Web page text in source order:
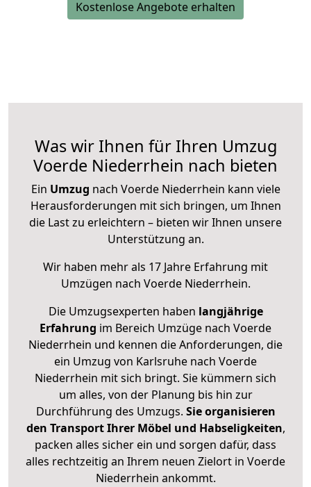
Kostenlose Angebote erhalten
Was wir Ihnen für Ihren Umzug
Voerde Niederrhein nach bieten
Ein Umzug nach Voerde Niederrhein kann viele
Herausforderungen mit sich bringen, um Ihnen
die Last zu erleichtern – bieten wir Ihnen unsere
Unterstützung an.
Wir haben mehr als 17 Jahre Erfahrung mit
Umzügen nach Voerde Niederrhein.
Die Umzugsexperten haben langjährige
Erfahrung im Bereich Umzüge nach Voerde
Niederrhein und kennen die Anforderungen, die
ein Umzug von Karlsruhe nach Voerde
Niederrhein mit sich bringt. Sie kümmern sich
um alles, von der Planung bis hin zur
Durchführung des Umzugs. Sie organisieren
den Transport Ihrer Möbel und Habseligkeiten,
packen alles sicher ein und sorgen dafür, dass
alles rechtzeitig an Ihrem neuen Zielort in Voerde
Niederrhein ankommt.